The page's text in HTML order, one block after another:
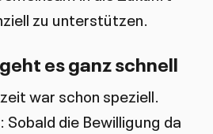
zu unterstützen.
es ganz schnell
war schon speziell.
Sobald die Bewilligung da